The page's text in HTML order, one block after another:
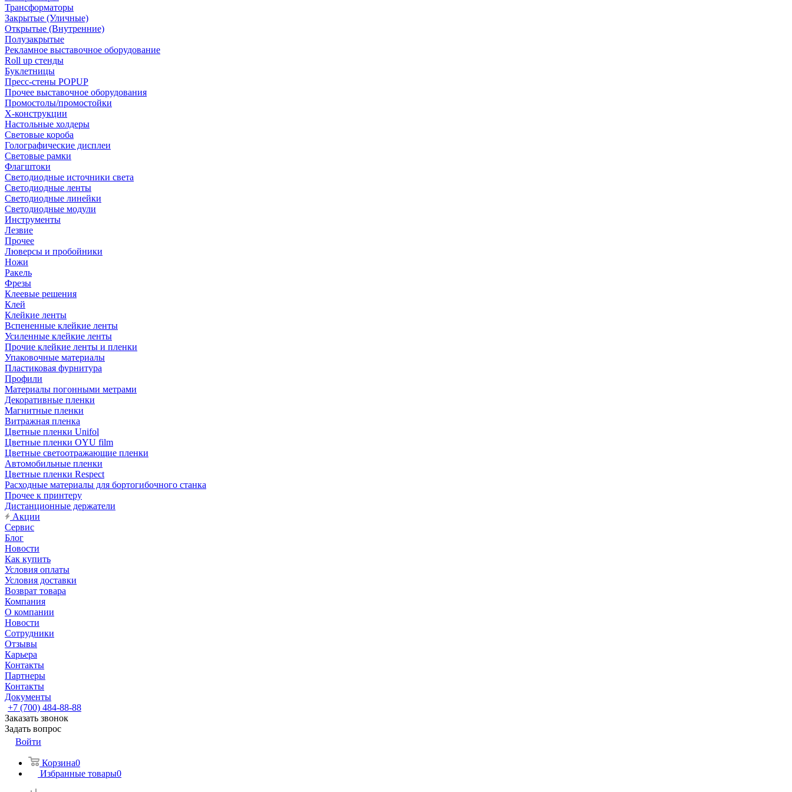
Трансформаторы
Закрытые (Уличные)
Открытые (Внутренние)
Полузакрытые
Рекламное выставочное оборудование
Roll up стенды
Буклетницы
Пресс-стены POPUP
Прочее выставочное оборудования
Промостолы/промостойки
Х-конструкции
Настольные холдеры
Световые короба
Голографические дисплеи
Световые рамки
Флагштоки
Светодиодные источники света
Светодиодные ленты
Светодиодные линейки
Светодиодные модули
Инструменты
Лезвие
Прочее
Люверсы и пробойники
Ножи
Ракель
Фрезы
Клеевые решения
Клей
Клейкие ленты
Вспененные клейкие ленты
Усиленные клейкие ленты
Прочие клейкие ленты и пленки
Упаковочные материалы
Пластиковая фурнитура
Профили
Материалы погонными метрами
Декоративные пленки
Магнитные пленки
Витражная пленка
Цветные пленки Unifol
Цветные пленки OYU film
Цветные светоотражающие пленки
Автомобильные пленки
Цветные пленки Respect
Расходные материалы для бортогибочного станка
Прочее к принтеру
Дистанционные держатели
Акции
Сервис
Блог
Новости
Как купить
Условия оплаты
Условия доставки
Возврат товара
Компания
О компании
Новости
Сотрудники
Отзывы
Карьера
Контакты
Партнеры
Контакты
Документы
+7 (700) 484-88-88
Заказать звонок
Задать вопрос
Войти
Корзина0
Избранные товары0